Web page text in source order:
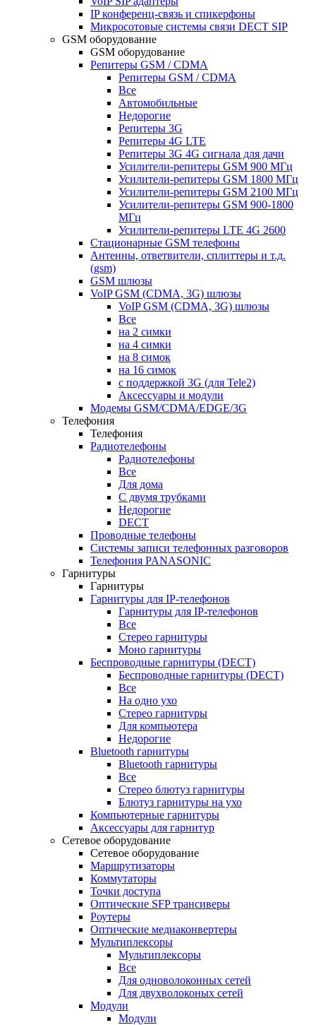
IP конференц-связь и спикерфоны
Микросотовые системы связи DECT SIP
GSM оборудование
GSM оборудование
Репитеры GSM / CDMA
Репитеры GSM / CDMA
Все
Автомобильные
Недорогие
Репитеры 3G
Репитеры 4G LTE
Репитеры 3G 4G сигнала для дачи
Усилители-репитеры GSM 900 МГц
Усилители-репитеры GSM 1800 МГц
Усилители-репитеры GSM 2100 МГц
Усилители-репитеры GSM 900-1800
МГц
Усилители-репитеры LTE 4G 2600
Стационарные GSM телефоны
Антенны, ответвители, сплиттеры и т.д.
(gsm)
GSM шлюзы
VoIP GSM (CDMA, 3G) шлюзы
VoIP GSM (CDMA, 3G) шлюзы
Все
на 2 симки
на 4 симки
на 8 симок
на 16 симок
с поддержкой 3G (для Tele2)
Аксессуары и модули
Модемы GSM/CDMA/EDGE/3G
Телефония
Телефония
Радиотелефоны
Радиотелефоны
Все
Для дома
С двумя трубками
Недорогие
DECT
Проводные телефоны
Системы записи телефонных разговоров
Телефония PANASONIC
Гарнитуры
Гарнитуры
Гарнитуры для IP-телефонов
Гарнитуры для IP-телефонов
Все
Стерео гарнитуры
Моно гарнитуры
Беспроводные гарнитуры (DECT)
Беспроводные гарнитуры (DECT)
Все
На одно ухо
Стерео гарнитуры
Для компьютера
Недорогие
Bluetooth гарнитуры
Bluetooth гарнитуры
Все
Стерео блютуз гарнитуры
Блютуз гарнитуры на ухо
Компьютерные гарнитуры
Аксессуары для гарнитур
Сетевое оборудование
Сетевое оборудование
Маршрутизаторы
Коммутаторы
Точки доступа
Оптические SFP трансиверы
Роутеры
Оптические медиаконвертеры
Мультиплексоры
Мультиплексоры
Все
Для одноволоконных сетей
Для двухволоконых сетей
Модули
Модули